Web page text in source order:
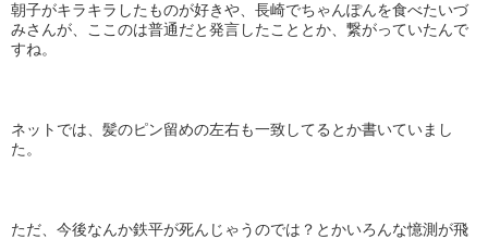
朝子がキラキラしたものが好きや、長崎でちゃんぽんを食べたいづ
みさんが、ここのは普通だと発言したこととか、繋がっていたんで
すね。
ネットでは、髪のピン留めの左右も一致してるとか書いていまし
た。
ただ、今後なんか鉄平が死んじゃうのでは？とかいろんな憶測が飛